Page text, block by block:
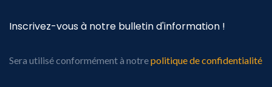
Inscrivez-vous à notre bulletin d'information !
Sera utilisé conformément à notrepolitique de confidentialité